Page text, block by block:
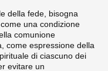
della fede, bisogna
una condizione
comunione
come espressione della
di ciascuno dei
evitare un